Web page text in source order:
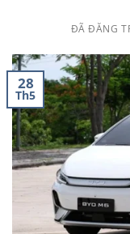
ĐÃ ĐĂNG
28
Th5